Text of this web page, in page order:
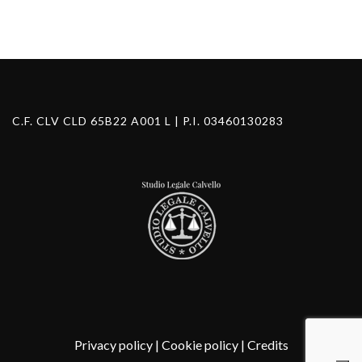
C.F. CLV CLD 65B22 A001 L | P.I. 03460130283
Privacy policy| Cookie policy| Credits